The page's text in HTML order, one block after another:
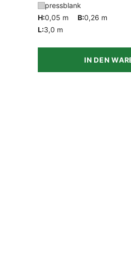
pressblank
H:0,05 m B:0,26 m
L:3,0 m
IN DEN